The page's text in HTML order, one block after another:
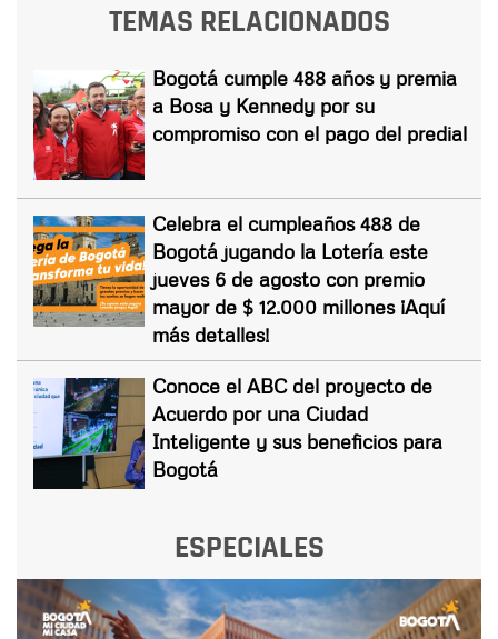
TEMAS RELACIONADOS
Bogotá cumple 488 años y premia
a Bosa y Kennedy por su
compromiso con el pago del predial
Celebra el cumpleaños 488 de
Bogotá jugando la Lotería este
jueves 6 de agosto con premio
mayor de $ 12.000 millones ¡Aquí
más detalles!
Conoce el ABC del proyecto de
Acuerdo por una Ciudad
Inteligente y sus beneficios para
Bogotá
ESPECIALES